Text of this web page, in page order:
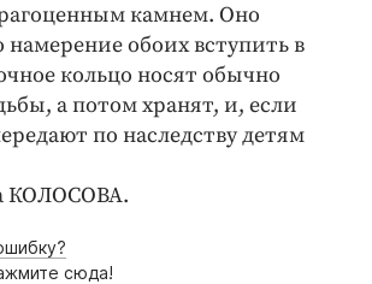
камнем. Оно
обоих вступить в
кольцо носят обычно
а потом хранят, и, если
по наследству детям
КОЛОСОВА.
сюда!